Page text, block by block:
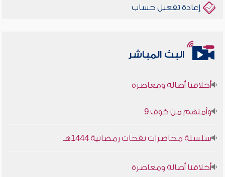
إعادة تفعيل حساب
البث المباشر